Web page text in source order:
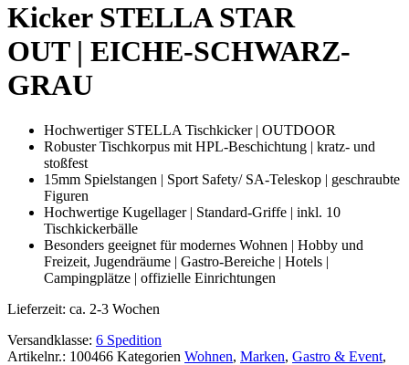
Kicker STELLA STAR
OUT | EICHE-SCHWARZ-
GRAU
Hochwertiger STELLA Tischkicker | OUTDOOR
Robuster Tischkorpus mit HPL-Beschichtung | kratz- und
stoßfest
15mm Spielstangen | Sport Safety/ SA-Teleskop | geschraubte
Figuren
Hochwertige Kugellager | Standard-Griffe | inkl. 10
Tischkickerbälle
Besonders geeignet für modernes Wohnen | Hobby und
Freizeit, Jugendräume | Gastro-Bereiche | Hotels |
Campingplätze | offizielle Einrichtungen
Lieferzeit: ca. 2-3 Wochen
Versandklasse: 6 Spedition
Artikelnr.: 100466 Kategorien Wohnen, Marken, Gastro & Event,